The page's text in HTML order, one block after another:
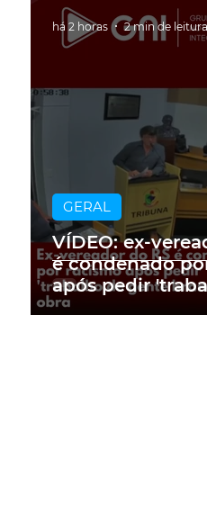
VÍDEO: ex-
é condenado
após pedir
gente branca'
GERAL
há 2 horas 2 min de leitura